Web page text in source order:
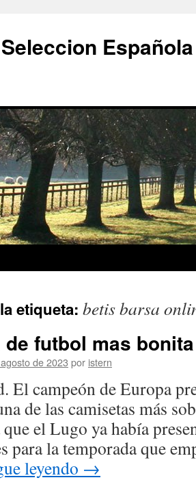
etiqueta: betis barsa
futbol mas
de 2023 por istern
El campeón de Europa
de las camisetas más
que el Lugo ya había
para la temporada que
leyendo →